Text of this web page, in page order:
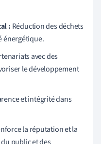
: Réduction des déchets
énergétique.
avec des
le développement
et intégrité dans
la réputation et la
public et des